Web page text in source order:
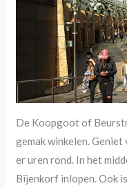
De Koopgoot of
gemak winkelen.
er uren rond. In het
Bijenkorf inlopen. Ook